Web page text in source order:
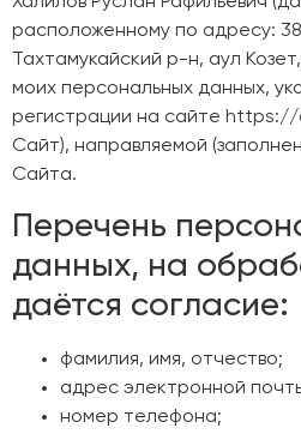
расположенному по адресу:
Тахтамукайский р-н, аул
моих персональных данных,
регистрации на сайте
Сайт), направляемой
Сайта.
Перечень
данных, на
даётся согласие:
фамилия, имя, отчество;
адрес электронной
номер телефона;